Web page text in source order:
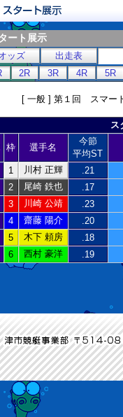
ート展示
ッズ 出走表
2R 3R 4R 5R
[ 一般 ] 第１回 スマ
ス
枠 選手名
今節
平均ST
1 川村 正輝 .21
2 尾崎 鉄也 .17
3 川崎 公靖 .23
4 齋藤 陽介 .20
5 木下 頼房 .18
6 西村 豪洋 .19